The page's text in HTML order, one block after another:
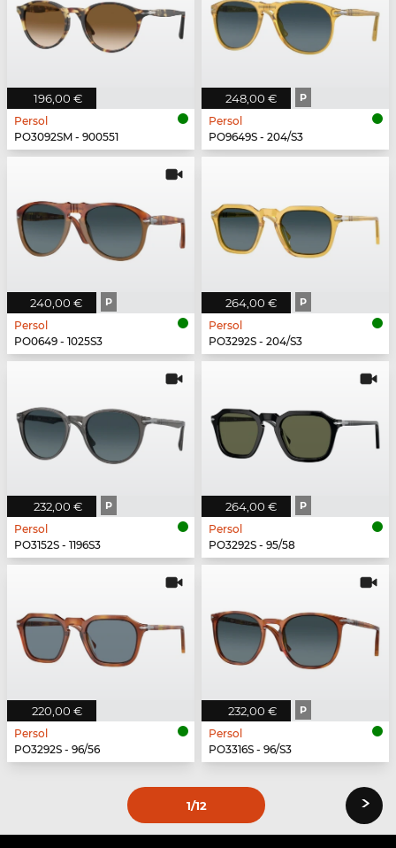
196,00 €
Persol
PO3092SM - 900551
248,00 € P
Persol
PO9649S - 204/S3
240,00 € P
Persol
PO0649 - 1025S3
264,00 € P
Persol
PO3292S - 204/S3
232,00 € P
Persol
PO3152S - 1196S3
264,00 € P
Persol
PO3292S - 95/58
220,00 €
Persol
PO3292S - 96/56
232,00 € P
Persol
PO3316S - 96/S3
1/12 ›